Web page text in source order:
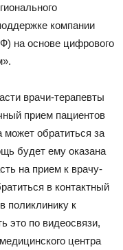
компании
на основе цифрового
врачи-терапевты
прием пациентов
обратиться за
будет ему оказана
на прием к врачу-
в контактный
поликлинику к
это по видеосвязи,
центра